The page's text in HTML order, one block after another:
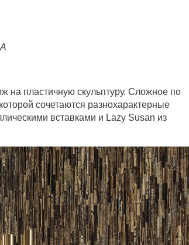
на пластичную скульптуру. Сложное по
сочетаются разнохарактерные
вставками и Lazy Susan из